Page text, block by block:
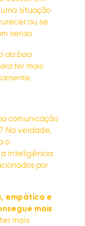
uma situação
ou se
senso.
da boa
ter mais
comunicação
Na verdade,
o
a inteligência
por
empática e
mais
ter mais